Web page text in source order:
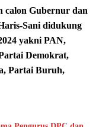
calon Gubernur dan
Sani didukung
yakni PAN,
Demokrat,
Partai Buruh,